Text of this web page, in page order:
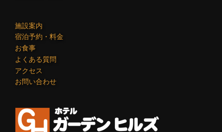
施設案内
宿泊予約・料金
お食事
よくある質問
アクセス
お問い合わせ